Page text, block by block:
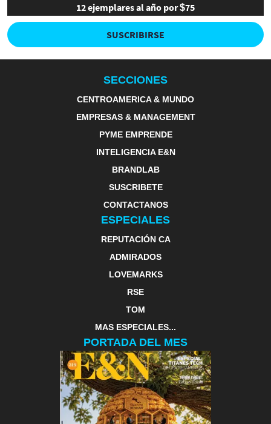
12 ejemplares al año por $75
SUSCRIBIRSE
SECCIONES
CENTROAMERICA & MUNDO
EMPRESAS & MANAGEMENT
PYME EMPRENDE
INTELIGENCIA E&N
BRANDLAB
SUSCRIBETE
CONTACTANOS
ESPECIALES
REPUTACIÓN CA
ADMIRADOS
LOVEMARKS
RSE
TOM
MAS ESPECIALES...
PORTADA DEL MES